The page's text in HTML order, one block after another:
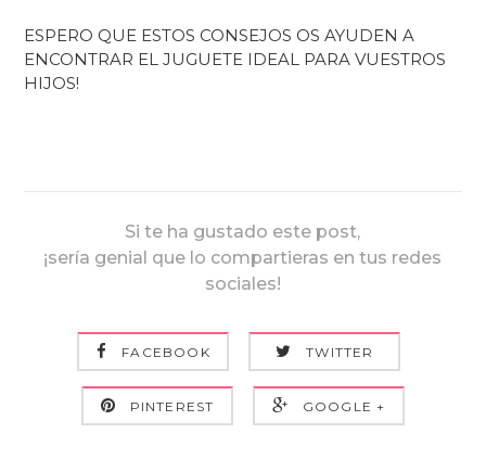
ESPERO QUE ESTOS CONSEJOS OS AYUDEN A
ENCONTRAR EL JUGUETE IDEAL PARA VUESTROS
HIJOS!
Si te ha gustado este post,
¡sería genial que lo compartieras en tus redes
sociales!
FACEBOOK TWITTER
PINTEREST GOOGLE +